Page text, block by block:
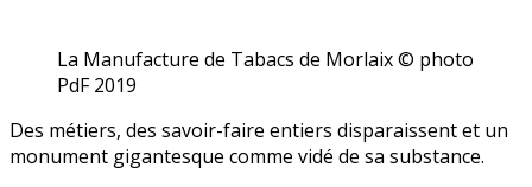
La Manufacture de Tabacs de Morlaix © photo
PdF 2019
Des métiers, des savoir-faire entiers disparaissent et un
monument gigantesque comme vidé de sa substance.